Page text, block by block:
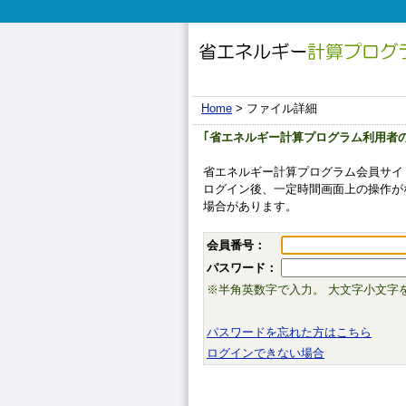
Home > ファイル詳細
｢省エネルギー計算プログラム利用者
省エネルギー計算プログラム会員サ
ログイン後、一定時間画面上の操作
場合があります。
会員番号：
パスワード：
※半角英数字で入力。 大文字小文字
パスワードを忘れた方はこちら
ログインできない場合